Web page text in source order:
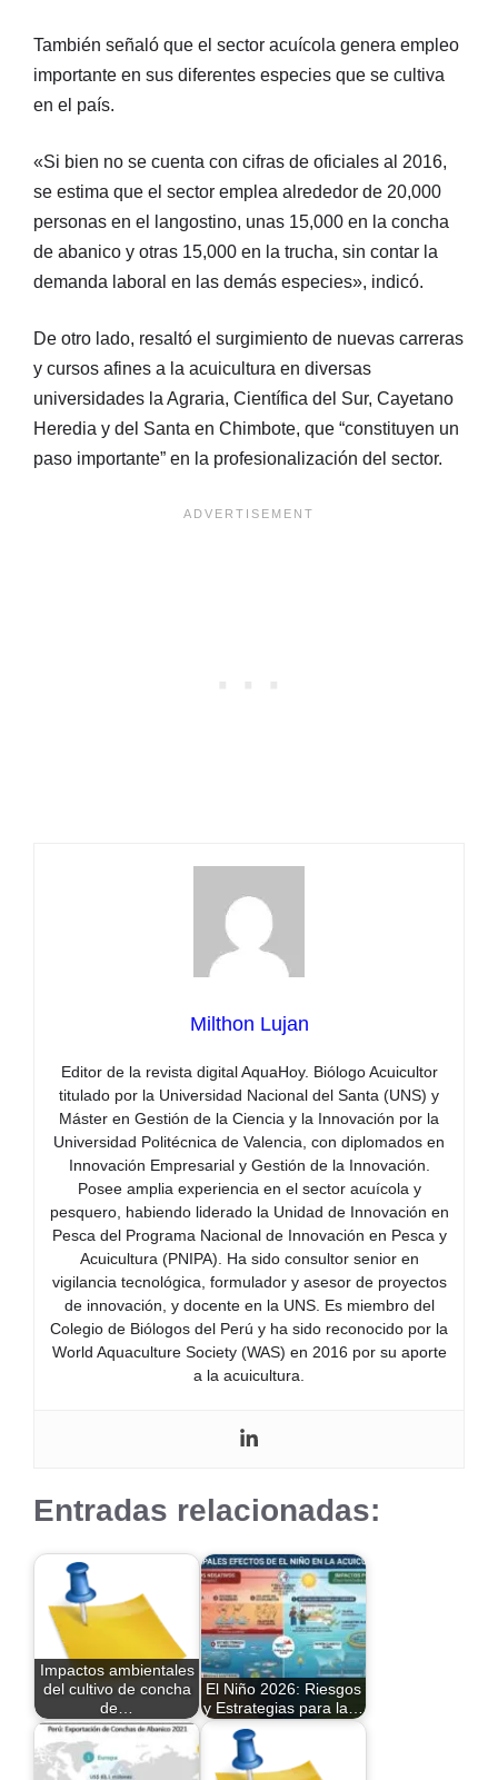
También señaló que el sector acuícola genera empleo
importante en sus diferentes especies que se cultiva
en el país.
«Si bien no se cuenta con cifras de oficiales al 2016,
se estima que el sector emplea alrededor de 20,000
personas en el langostino, unas 15,000 en la concha
de abanico y otras 15,000 en la trucha, sin contar la
demanda laboral en las demás especies», indicó.
De otro lado, resaltó el surgimiento de nuevas carreras
y cursos afines a la acuicultura en diversas
universidades la Agraria, Científica del Sur, Cayetano
Heredia y del Santa en Chimbote, que “constituyen un
paso importante” en la profesionalización del sector.
Milthon Lujan
Editor de la revista digital AquaHoy. Biólogo Acuicultor
titulado por la Universidad Nacional del Santa (UNS) y
Máster en Gestión de la Ciencia y la Innovación por la
Universidad Politécnica de Valencia, con diplomados en
Innovación Empresarial y Gestión de la Innovación.
Posee amplia experiencia en el sector acuícola y
pesquero, habiendo liderado la Unidad de Innovación en
Pesca del Programa Nacional de Innovación en Pesca y
Acuicultura (PNIPA). Ha sido consultor senior en
vigilancia tecnológica, formulador y asesor de proyectos
de innovación, y docente en la UNS. Es miembro del
Colegio de Biólogos del Perú y ha sido reconocido por la
World Aquaculture Society (WAS) en 2016 por su aporte
a la acuicultura.
Entradas relacionadas:
Impactos ambientales
del cultivo de concha
de…
El Niño 2026: Riesgos
y Estrategias para la…